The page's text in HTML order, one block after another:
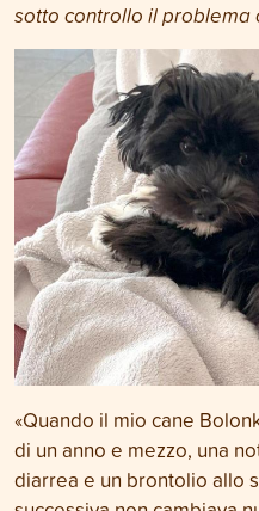
sotto controllo il problema
«Quando il mio cane
di un anno e mezzo, una
diarrea e un brontolio allo